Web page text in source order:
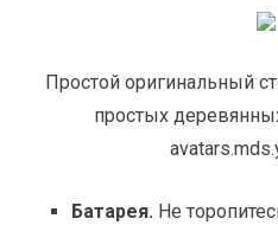
Простой оригинальный
простых
Батарея. Не